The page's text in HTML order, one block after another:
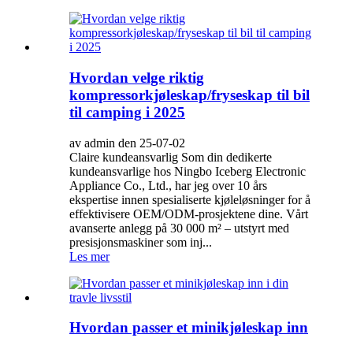
Hvordan velge riktig
kompressorkjøleskap/fryseskap til bil
til camping i 2025
av admin den 25-07-02
Claire kundeansvarlig Som din dedikerte
kundeansvarlige hos Ningbo Iceberg Electronic
Appliance Co., Ltd., har jeg over 10 års
ekspertise innen spesialiserte kjøleløsninger for å
effektivisere OEM/ODM-prosjektene dine. Vårt
avanserte anlegg på 30 000 m² – utstyrt med
presisjonsmaskiner som inj...
Les mer
Hvordan passer et minikjøleskap inn